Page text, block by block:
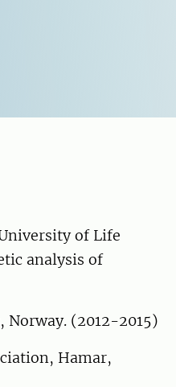
of Life
analysis of
Norway. (2012-2015)
Hamar,